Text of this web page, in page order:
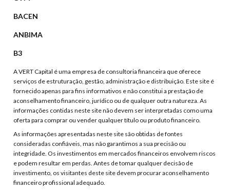
BACEN
ANBIMA
B3
A VERT Capital é uma empresa de consultoria financeira que oferece
serviços de estruturação, gestão, administração e distribuição. Este site é
fornecido apenas para fins informativos e não constitui a prestação de
aconselhamento financeiro, jurídico ou de qualquer outra natureza. As
informações contidas neste site não devem ser interpretadas como uma
oferta para comprar ou vender qualquer título ou produto financeiro.
As informações apresentadas neste site são obtidas de fontes
consideradas confiáveis, mas não garantimos a sua precisão ou
integridade. Os investimentos em mercados financeiros envolvem riscos
e podem resultar em perdas. Antes de tomar qualquer decisão de
investimento, os visitantes deste site devem procurar aconselhamento
financeiro profissional adequado.